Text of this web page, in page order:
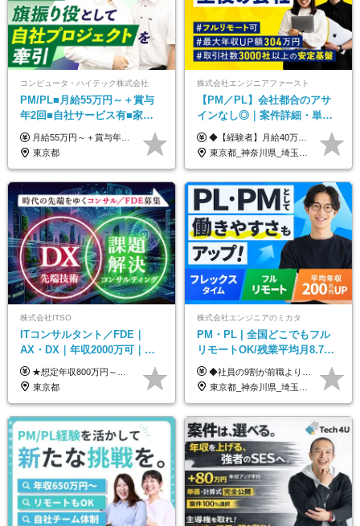
コンピュータ・ハイテック株式会社
PM/PL■月給55万円～＋賞与
年2回■自社サービス有■家族
手当有■残業月10h
月給55万円～＋賞与年2回＋決算賞与＋残業代全額支給＋各手当 ※月給の金額は経験やスキルを考慮して、決定します ※残業代は別途全額支給します ※試用期間6ヶ月（期間中の給与・待遇に差異はありません） ★7期連続決算賞与支給中！
東京都
株式会社エンジニアファースト
【PM／PL】会社都合のアサ
インなし◎｜案件詳細・単
価・給与テーブル全公開！働
き方も年収も自分で選べる！
◆【経験者】月給40万円～120万円(固定残業代含む)+各種手当 ※月30時間（76,000円～）の固定残業代を含みます。 ※上記を超える時間外労働分は追加で支給。 ※6ヶ月の試用期間あり（条件に変動なし） ・年収平均176万円アップ ・前職給与を保証 ◆単価連動性×還元率84％～100％で収入の大幅UPが可能 ・案件単価が月50万円の場合：年収417万円 ・案件単価が月70万円の場合：年収584万円 ・案件単価が月100万円の場合：年収834万円
東京都_神奈川県_埼玉県_千葉県_大阪府_愛知県_北海道_青森県_岩手県_宮城県_秋田県_山形県_福島県_茨城県_栃木県_群馬県_新潟県_山梨県_長野県_富山県_石川県_福井県_静岡県_岐阜県_三重県_兵庫県_京都府_滋賀県_奈良県_和歌山県_広島県_岡山県_鳥取県_島根県_山口県_徳島県_香川県_愛媛県_高知県_福岡県_熊本県_佐賀県_長崎県_大分県_宮崎県_鹿児島県_沖縄県
株式会社ITSO
ITコンサルタント／FDE｜
AX・DX｜年収2000万可｜取
引先の9割が大手企業｜残業月
10h｜リモート案件有
★想定年収800万円～最大2000万円可 ★前職給与を考慮 ★ストックオプション付与あり（IPO間近） ★昇給制度あり ┗入社6カ月後に3％以上の昇給があります。その後、業績に合わせて適宜、昇給します。 月給66万円～166.6万円 ※経験、スキルにあわせて相談のうえ決定します。 ※残業手当は残業時間に応じて別途全額支給 ※試用期間6ヶ月（期間中、給与・待遇に差異はありません）
東京都
株式会社エンジニアのミカタ
PM・PL | 全国どこでもフル
リモートOK/残業平均月8.7h/9
割が前職より給与アップ/フレ
ックスタイム制
◆社員の9割が前職より給与アップ！ 月給450,000円～531,500円+賞与＋インセンティブ ※経験・スキルを考慮の上、優遇いたします ※残業代につきましては、面接時にご説明させていただきます ※試用期間6ヶ月（給与・待遇に差異はございません）
東京都_神奈川県_埼玉県_千葉県_大阪府_愛知県_北海道_青森県_岩手県_宮城県_秋田県_山形県_福島県_茨城県_栃木県_群馬県_新潟県_山梨県_長野県_富山県_石川県_福井県_静岡県_岐阜県_三重県_兵庫県_京都府_滋賀県_奈良県_和歌山県_広島県_岡山県_鳥取県_島根県_山口県_徳島県_香川県_愛媛県_高知県_福岡県_熊本県_佐賀県_長崎県_大分県_宮崎県_鹿児島県_沖縄県